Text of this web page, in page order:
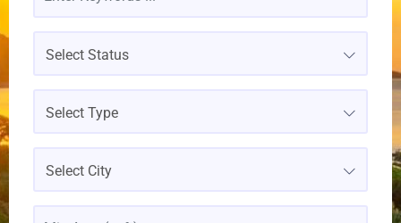
Select Status
Select Type
Select City